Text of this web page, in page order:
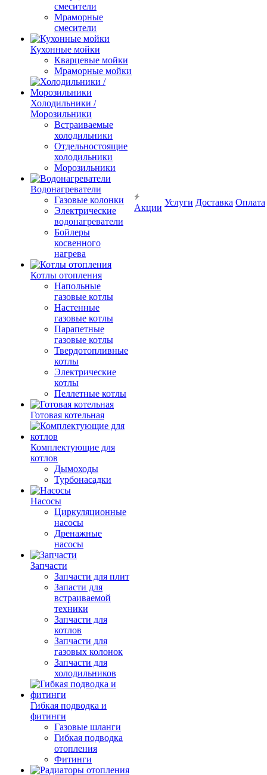
смесители
Мраморные
смесители
Кухонные мойки
Кварцевые мойки
Мраморные мойки
Холодильники /
Морозильники
Встраиваемые
холодильники
Отдельностоящие
холодильники
Морозильники
Водонагреватели
Газовые колонки
Электрические
водонагреватели
Бойлеры
косвенного
нагрева
Котлы отопления
Напольные
газовые котлы
Настенные
газовые котлы
Парапетные
газовые котлы
Твердотопливные
котлы
Электрические
котлы
Пеллетные котлы
Готовая котельная
Комплектующие для
котлов
Дымоходы
Турбонасадки
Насосы
Циркуляционные
насосы
Дренажные
насосы
Запчасти
Запчасти для плит
Запасти для
встраиваемой
техники
Запчасти для
котлов
Запчасти для
газовых колонок
Запчасти для
холодильников
Гибкая подводка и
фитинги
Газовые шланги
Гибкая подводка
отопления
Фитинги
Акции
Услуги Доставка Оплата